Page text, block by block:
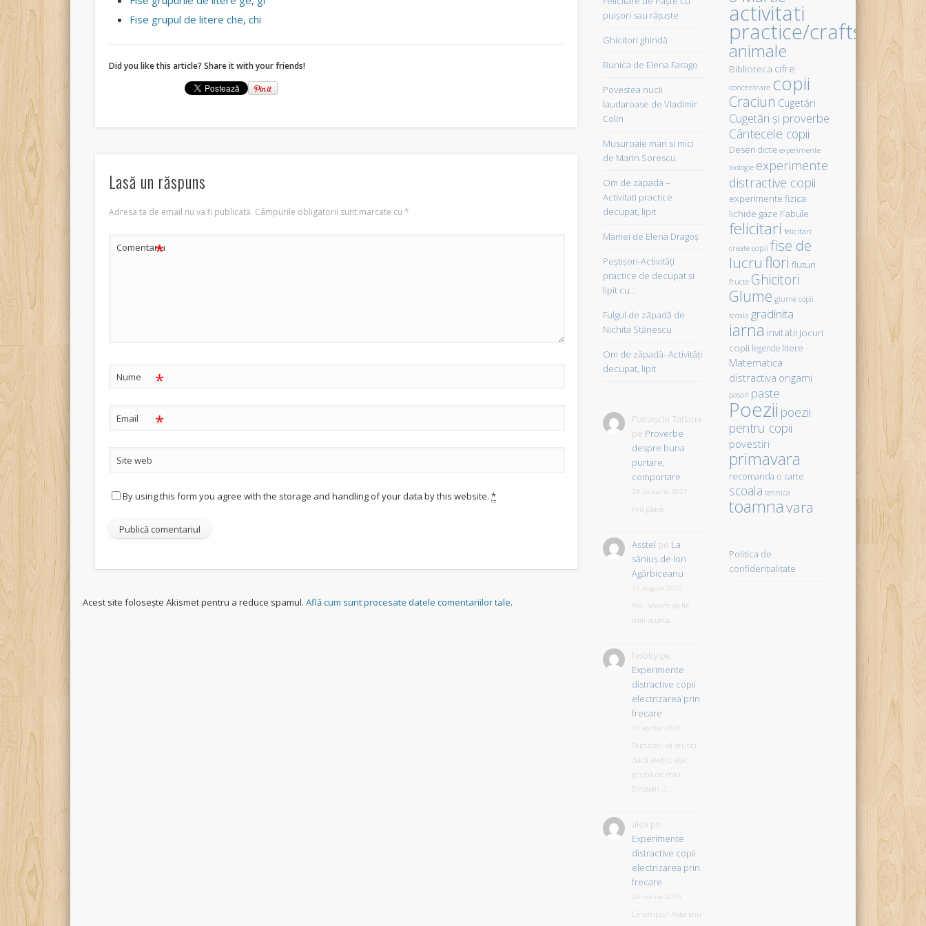
Fise grupul de litere che, chi
Did you like this article? Share it with your friends!
Lasă un răspuns
Adresa ta de email nu va fi publicată. Câmpurile obligatorii sunt marcate cu*
Comentariu
*
Nume *
Email *
Site web
By using this form you agree with the storage and handling of your data by this website.*
Acest site folosește Akismet pentru a reduce spamul.Află cum sunt procesate datele comentariilor tale.
puișori sau rățuște
Ghicitori ghindă
Bunica de Elena Farago
Povestea nucii
laudaroase de Vladimir
Colin
Musuroaie mari si mici
de Marin Sorescu
Om de zapada –
Activitati practice
decupat, lipit
Mamei de Elena Dragoş
Peştişori-Activităţi
practice de decupat şi
lipit cu…
Fulgul de zăpadă de
Nichita Stănescu
Om de zăpadă- Activităţi
decupat, lipit
Patrașcio Tatiana
pe Proverbe
despre buna
purtare,
comportare
28 ianuarie 2021
îmi place
Asstel pe La
săniuş de Ion
Agârbiceanu
31 august 2020
Pai...voiam sa fie
mai scurta. .
hobbype
Experimente
distractive copii
electrizarea prin
frecare
30 aprilie 2020
Bucurați-vă atunci
dacă aveți o așa
grupă de mici
Einstein :)...
alexpe
Experimente
distractive copii
electrizarea prin
frecare
28 martie 2019
Ce simplu! Asta știu
activitati
practice/crafts
animale
Biblioteca cifre
concentrare copii
Craciun Cugetări
Cugetări şi proverbe
Cântecele copii
Desen dictie experimente
biologie experimente
distractive copii
experimente fizica
lichide gaze Fabule
felicitari felicitari
create copii fise de
lucruflori fluturi
fructe Ghicitori
Glume glume copii
scoala gradinita
iarna invitatii Jocuri
copii legende litere
Matematica
distractiva origami
pasari paste
Poezii poezii
pentru copii
povestiri
primavara
recomanda o carte
scoala tehnica
toamnavara
Politica de
confidențialitate